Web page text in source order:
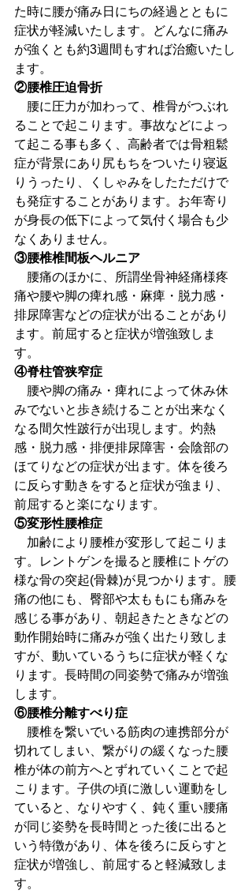
た時に腰が痛み日にちの経過とともに
症状が軽減いたします。どんなに痛み
が強くとも約3週間もすれば治癒いたし
ます。
②腰椎圧迫骨折
腰に圧力が加わって、椎骨がつぶれ
ることで起こります。事故などによっ
て起こる事も多く、高齢者では骨粗鬆
症が背景にあり尻もちをついたり寝返
りうったり、くしゃみをしたただけで
も発症することがあります。お年寄り
が身長の低下によって気付く場合も少
なくありません。
③腰椎椎間板ヘルニア
腰痛のほかに、所謂坐骨神経痛様疼
痛や腰や脚の痺れ感・麻痺・脱力感・
排尿障害などの症状が出ることがあり
ます。前屈すると症状が増強致しま
す。
④脊柱管狭窄症
腰や脚の痛み・痺れによって休み休
みでないと歩き続けることが出来なく
なる間欠性跛行が出現します。灼熱
感・脱力感・排便排尿障害・会陰部の
ほてりなどの症状が出ます。体を後ろ
に反らす動きをすると症状が強まり、
前屈すると楽になります。
⑤変形性腰椎症
加齢により腰椎が変形して起こりま
す。レントゲンを撮ると腰椎にトゲの
様な骨の突起(骨棘)が見つかります。腰
痛の他にも、臀部や太ももにも痛みを
感じる事があり、朝起きたときなどの
動作開始時に痛みが強く出たり致しま
すが、動いているうちに症状が軽くな
ります。長時間の同姿勢で痛みが増強
します。
⑥腰椎分離すべり症
腰椎を繋いでいる筋肉の連携部分が
切れてしまい、繋がりの緩くなった腰
椎が体の前方へとずれていくことで起
こります。子供の頃に激しい運動をし
ていると、なりやすく、鈍く重い腰痛
が同じ姿勢を長時間とった後に出ると
いう特徴があり、体を後ろに反らすと
症状が増強し、前屈すると軽減致しま
す。